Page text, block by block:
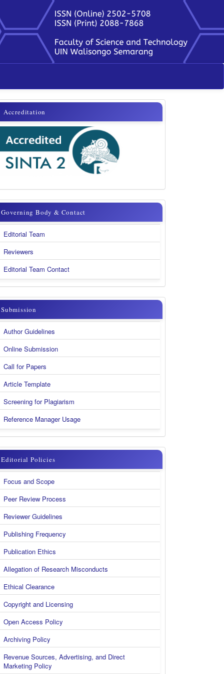
sinta
Accreditation
Governing
&
Contact
Governing Body & Contact
Editorial Team
Reviewers
Editorial Team Contact
submission
Submission
Author Guidelines
Online Submission
Call for Papers
Article Template
Screening for Plagiarism
Reference Manager Usage
menu
new
Editorial Policies
Focus and Scope
Peer Review Process
Reviewer Guidelines
Publishing Frequency
Publication Ethics
Allegation of Research Misconducts
Ethical Clearance
Copyright and Licensing
Open Access Policy
Archiving Policy
Revenue Sources, Advertising, and Direct
Marketing Policy